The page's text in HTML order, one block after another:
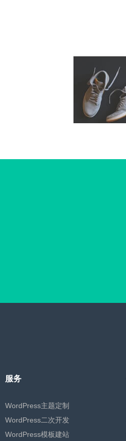
服务
WordPress主题定制
WordPress二次开发
WordPress模板建站